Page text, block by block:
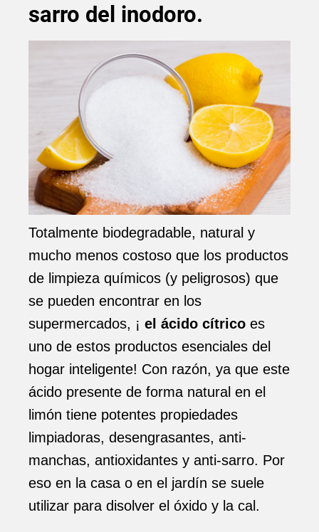
sarro del inodoro.
Totalmente biodegradable, natural y
mucho menos costoso que los productos
de limpieza químicos (y peligrosos) que
se pueden encontrar en los
supermercados, ¡ el ácido cítrico es
uno de estos productos esenciales del
hogar inteligente! Con razón, ya que este
ácido presente de forma natural en el
limón tiene potentes propiedades
limpiadoras, desengrasantes, anti-
manchas, antioxidantes y anti-sarro. Por
eso en la casa o en el jardín se suele
utilizar para disolver el óxido y la cal.